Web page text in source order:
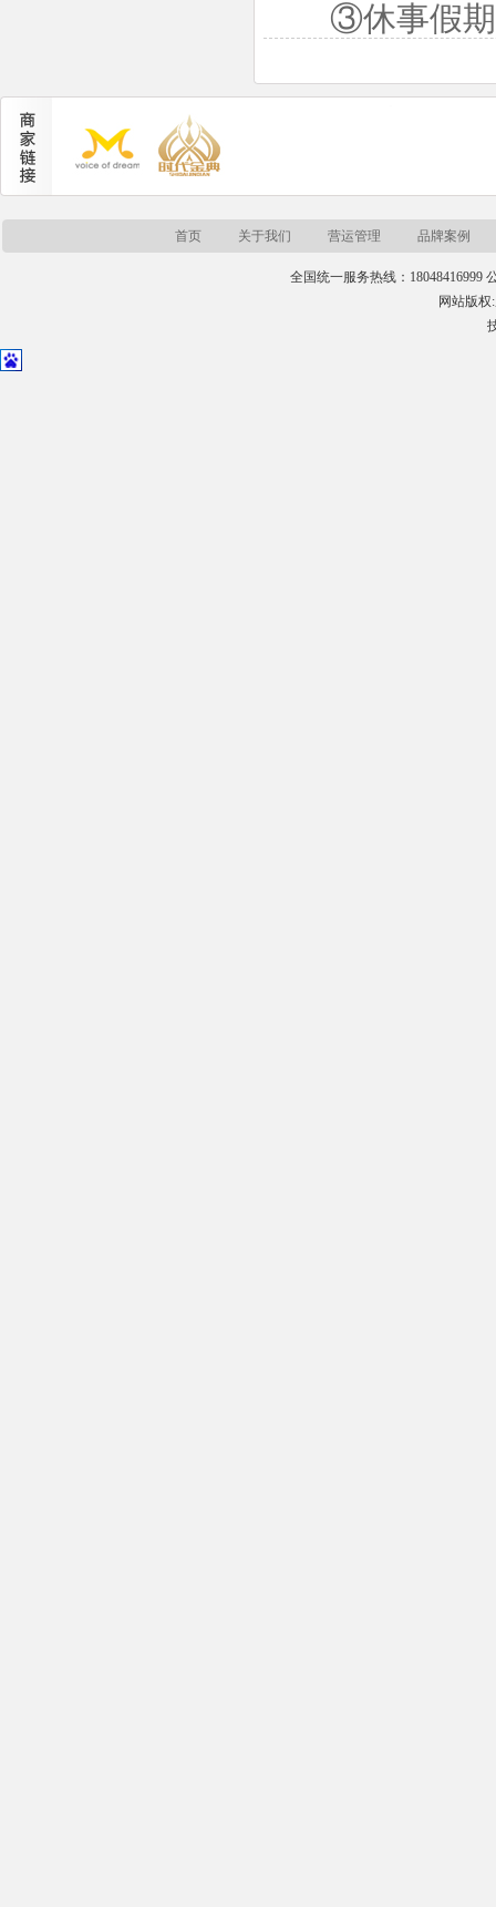
③休事假期
首页 关于我们 营运管理 品牌案例
全国统一服务热线：18048416999
网站版